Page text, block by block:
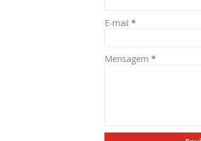
E-mail *
Mensagem *